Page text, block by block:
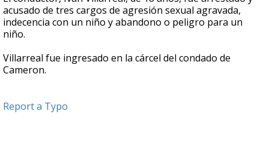
acusado de tres cargos de agresión sexual agravada,
indecencia con un niño y abandono o peligro para un
niño.
Villarreal fue ingresado en la cárcel del condado de
Cameron.
Report a Typo